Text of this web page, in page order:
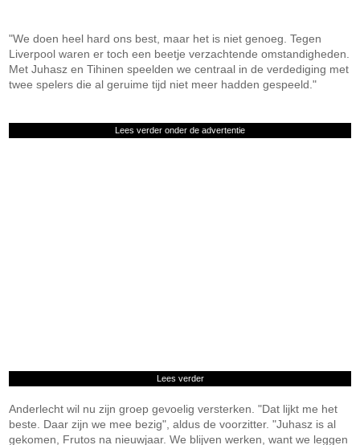
"We doen heel hard ons best, maar het is niet genoeg. Tegen
Liverpool waren er toch een beetje verzachtende omstandigheden.
Met Juhasz en Tihinen speelden we centraal in de verdediging met
twee spelers die al geruime tijd niet meer hadden gespeeld."
Lees verder onder de advertentie
Lees verder
Anderlecht wil nu zijn groep gevoelig versterken. "Dat lijkt me het
beste. Daar zijn we mee bezig", aldus de voorzitter. "Juhasz is al
gekomen, Frutos na nieuwjaar. We blijven werken, want we leggen